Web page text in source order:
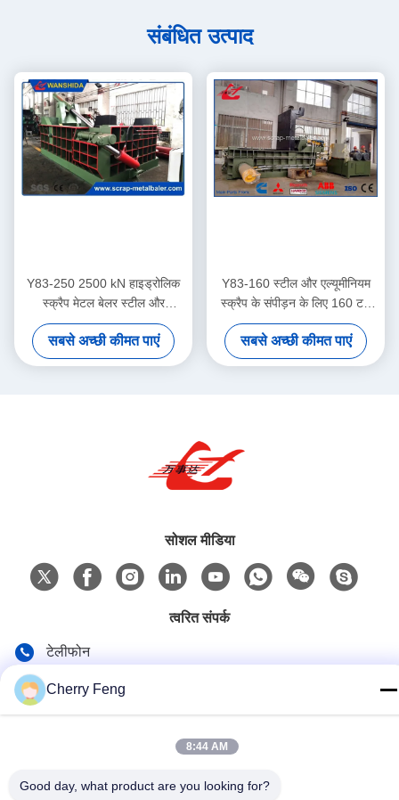
संबंधित उत्पाद
Y83-250 2500 kN हाइड्रोलिक
स्क्रैप मेटल बेलर स्टील और
एल्यूमीनियम स्क्रैप संपीड़न के लिए
सबसे अच्छी कीमत पाएं
Y83-160 स्टील और एल्यूमीनियम
स्क्रैप के संपीड़न के लिए 160 टन
हाइड्रोलिक मेटल बॉलर
सबसे अच्छी कीमत पाएं
सोशल मीडिया
त्वरित संपर्क
टेलीफोन
86-135-84177887
ई-मेल
sales@balerofchina.com
Cherry Feng
8:44 AM
Good day, what product are you looking for?